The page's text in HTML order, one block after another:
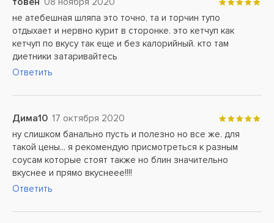
не атебешная шляпа это точно, та и торчин тупо
отдыхает и нервно курит в сторонке. это кетчуп как
кетчуп по вкусу так еще и без калорийный. кто там
диетники затаривайтесь
Ответить
Дима10 17 октября 2020
ну слишком банально пусть и полезно но все же. для
такой цены... я рекомендую присмотреться к разным
соусам которые стоят также но блин значительно
вкуснее и прямо вкуснеее!!!!
Ответить